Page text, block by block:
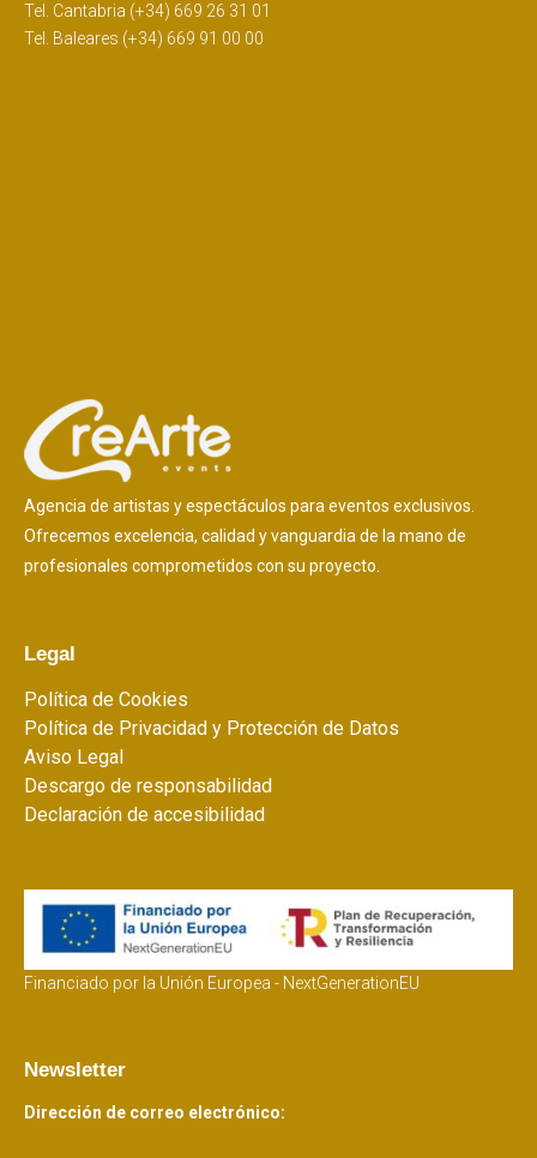
Tel. Cantabria (+34) 669 26 31 01
Tel. Baleares (+34) 669 91 00 00
Agencia de artistas y espectáculos para eventos exclusivos.
Ofrecemos excelencia, calidad y vanguardia de la mano de
profesionales comprometidos con su proyecto.
Legal
Política de Cookies
Política de Privacidad y Protección de Datos
Aviso Legal
Descargo de responsabilidad
Declaración de accesibilidad
Financiado por la Unión Europea - NextGenerationEU
Newsletter
Dirección de correo electrónico: